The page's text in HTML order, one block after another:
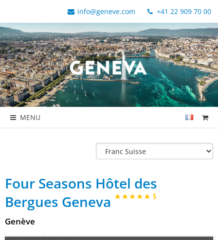
info@geneve.com +41 22 909 70 00
MENU
Four Seasons Hôtel des
Bergues Geneva
Genève